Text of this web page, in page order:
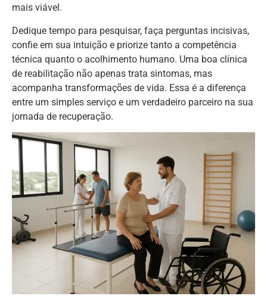
mais viável.
Dedique tempo para pesquisar, faça perguntas incisivas,
confie em sua intuição e priorize tanto a competência
técnica quanto o acolhimento humano. Uma boa clínica
de reabilitação não apenas trata sintomas, mas
acompanha transformações de vida. Essa é a diferença
entre um simples serviço e um verdadeiro parceiro na sua
jornada de recuperação.